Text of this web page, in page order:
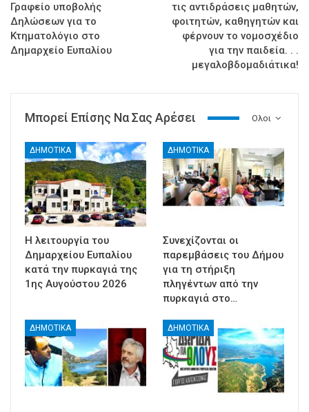
Γραφείο υποβολής
Δηλώσεων για το
Κτηματολόγιο στο
Δημαρχείο Ευπαλίου
τις αντιδράσεις μαθητών,
φοιτητών, καθηγητών και
φέρνουν το νομοσχέδιο
για την παιδεία. . .
μεγαλοβδομαδιάτικα!
Ολοι
Μπορεί Επίσης Να Σας Αρέσει
ΔΗΜΟΤΙΚΑ
Η λειτουργία του
Δημαρχείου Ευπαλίου
κατά την πυρκαγιά της
1ης Αυγούστου 2026
ΔΗΜΟΤΙΚΑ
Συνεχίζονται οι
παρεμβάσεις του Δήμου
για τη στήριξη
πληγέντων από την
πυρκαγιά στο…
ΔΗΜΟΤΙΚΑ ΔΗΜΟΤΙΚΑ